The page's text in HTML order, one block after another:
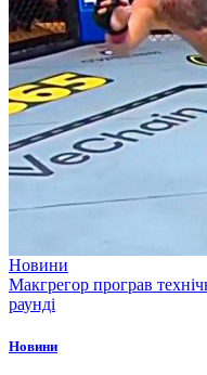
Новини
Макгрегор програв
раунді
Новини